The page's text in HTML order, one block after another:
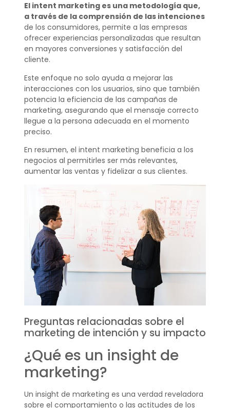
El intent marketing es una metodología que,
a través de la comprensión de las intenciones
de los consumidores, permite a las empresas
ofrecer experiencias personalizadas que resultan
en mayores conversiones y satisfacción del
cliente.
Este enfoque no solo ayuda a mejorar las
interacciones con los usuarios, sino que también
potencia la eficiencia de las campañas de
marketing, asegurando que el mensaje correcto
llegue a la persona adecuada en el momento
preciso.
En resumen, el intent marketing beneficia a los
negocios al permitirles ser más relevantes,
aumentar las ventas y fidelizar a sus clientes.
Preguntas relacionadas sobre el
marketing de intención y su impacto
¿Qué es un insight de
marketing?
Un insight de marketing es una verdad reveladora
sobre el comportamiento o las actitudes de los